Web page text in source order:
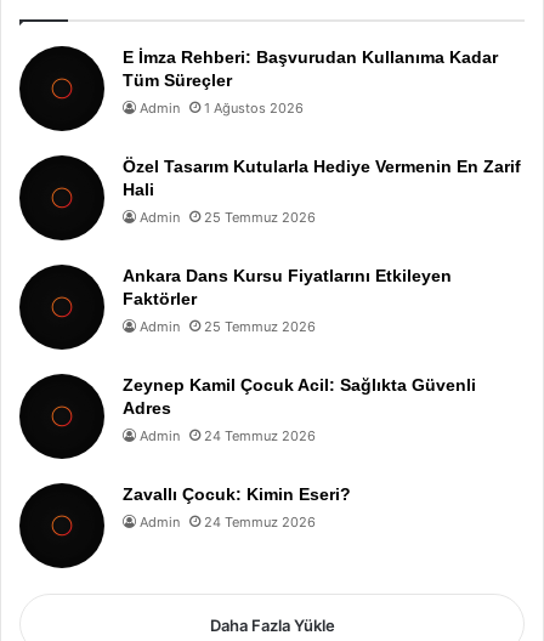
E İmza Rehberi: Başvurudan Kullanıma Kadar
Tüm Süreçler
Admin 1 Ağustos 2026
Özel Tasarım Kutularla Hediye Vermenin En Zarif
Hali
Admin 25 Temmuz 2026
Ankara Dans Kursu Fiyatlarını Etkileyen
Faktörler
Admin 25 Temmuz 2026
Zeynep Kamil Çocuk Acil: Sağlıkta Güvenli
Adres
Admin 24 Temmuz 2026
Zavallı Çocuk: Kimin Eseri?
Admin 24 Temmuz 2026
Daha Fazla Yükle